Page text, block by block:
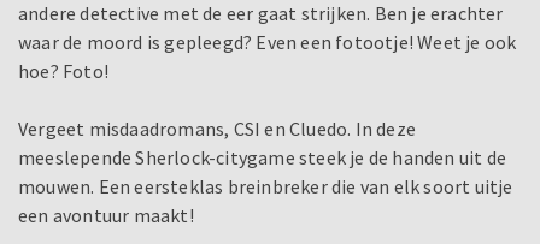
andere detective met de eer gaat strijken. Ben je erachter
waar de moord is gepleegd? Even een fotootje! Weet je ook
hoe? Foto!
Vergeet misdaadromans, CSI en Cluedo. In deze
meeslepende Sherlock-citygame steek je de handen uit de
mouwen. Een eersteklas breinbreker die van elk soort uitje
een avontuur maakt!